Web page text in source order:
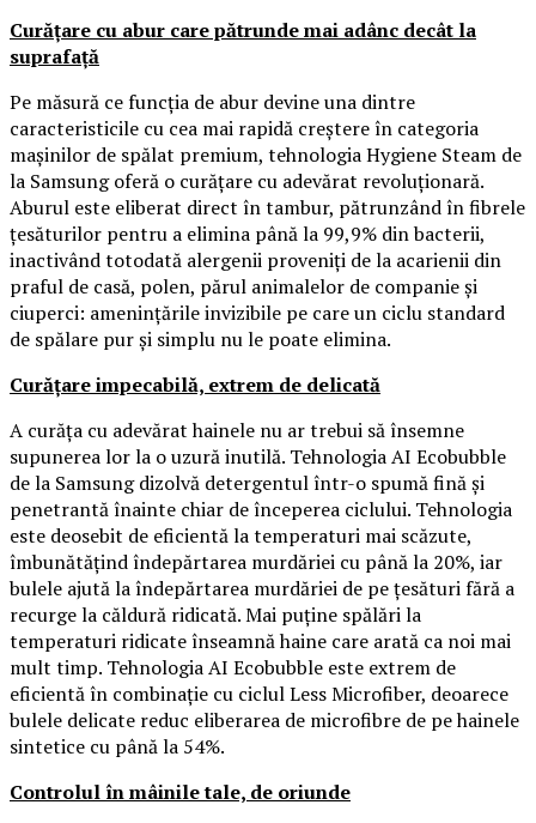
Curățare cu abur care pătrunde mai adânc decât la
suprafață
Pe măsură ce funcția de abur devine una dintre
caracteristicile cu cea mai rapidă creștere în categoria
mașinilor de spălat premium, tehnologia Hygiene Steam de
la Samsung oferă o curățare cu adevărat revoluționară.
Aburul este eliberat direct în tambur, pătrunzând în fibrele
țesăturilor pentru a elimina până la 99,9% din bacterii,
inactivând totodată alergenii proveniți de la acarienii din
praful de casă, polen, părul animalelor de companie și
ciuperci: amenințările invizibile pe care un ciclu standard
de spălare pur și simplu nu le poate elimina.
Curățare impecabilă, extrem de delicată
A curăța cu adevărat hainele nu ar trebui să însemne
supunerea lor la o uzură inutilă. Tehnologia AI Ecobubble
de la Samsung dizolvă detergentul într-o spumă fină și
penetrantă înainte chiar de începerea ciclului. Tehnologia
este deosebit de eficientă la temperaturi mai scăzute,
îmbunătățind îndepărtarea murdăriei cu până la 20%, iar
bulele ajută la îndepărtarea murdăriei de pe țesături fără a
recurge la căldură ridicată. Mai puține spălări la
temperaturi ridicate înseamnă haine care arată ca noi mai
mult timp. Tehnologia AI Ecobubble este extrem de
eficientă în combinație cu ciclul Less Microfiber, deoarece
bulele delicate reduc eliberarea de microfibre de pe hainele
sintetice cu până la 54%.
Controlul în mâinile tale, de oriunde